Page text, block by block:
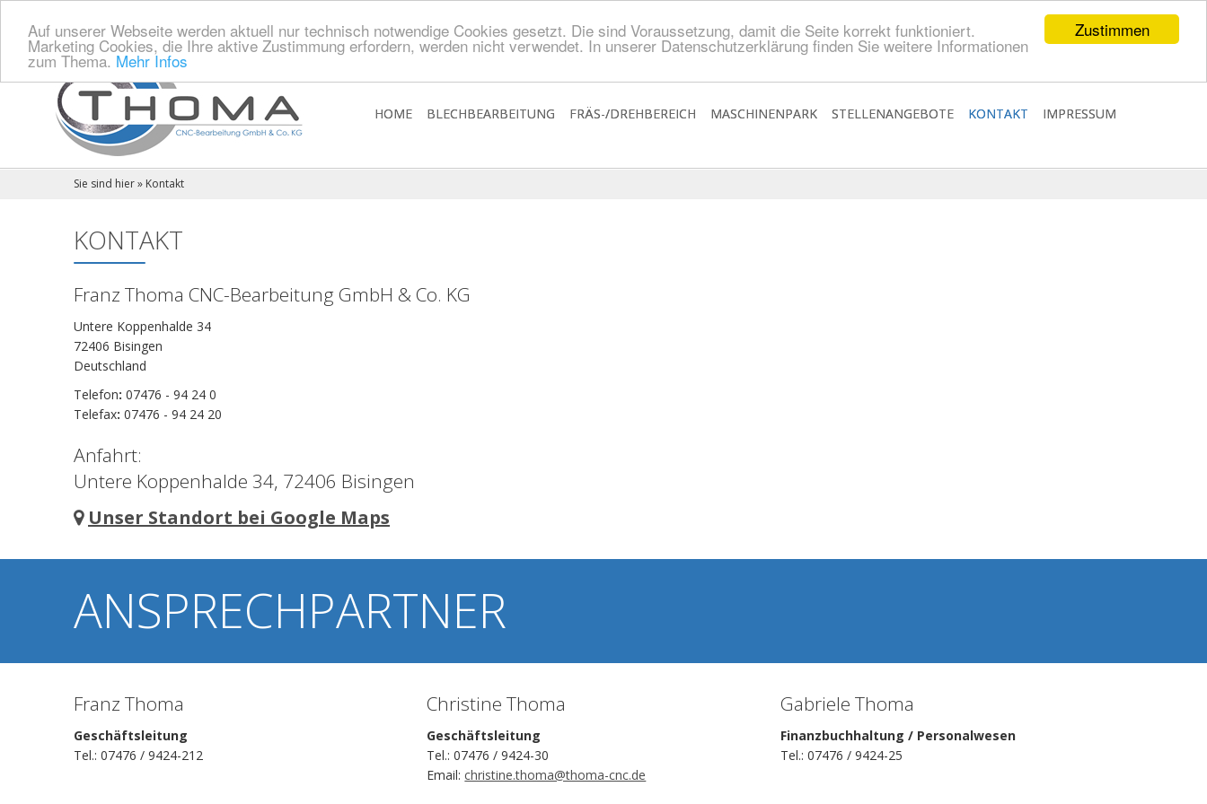
Zustimmen
Auf unserer Webseite werden aktuell nur technisch notwendige Cookies gesetzt. Die sind Voraussetzung, damit die Seite korrekt funktioniert.
Marketing Cookies, die Ihre aktive Zustimmung erfordern, werden nicht verwendet. In unserer Datenschutzerklärung finden Sie weitere Informationen
zum Thema. Mehr Infos
HOME BLECHBEARBEITUNG FRÄS-/DREHBEREICH MASCHINENPARK STELLENANGEBOTE KONTAKT IMPRESSUM
Sie sind hier » Kontakt
KONTAKT
Franz Thoma CNC-Bearbeitung GmbH & Co. KG
Untere Koppenhalde 34
72406 Bisingen
Deutschland
Telefon: 07476 - 94 24 0
Telefax: 07476 - 94 24 20
Anfahrt:
Untere Koppenhalde 34, 72406 Bisingen
Unser Standort bei Google Maps
ANSPRECHPARTNER
Franz Thoma
Geschäftsleitung
Tel.: 07476 / 9424-212
Christine Thoma
Geschäftsleitung
Tel.: 07476 / 9424-30
Email: christine.thoma@thoma-cnc.de
Gabriele Thoma
Finanzbuchhaltung / Personalwesen
Tel.: 07476 / 9424-25